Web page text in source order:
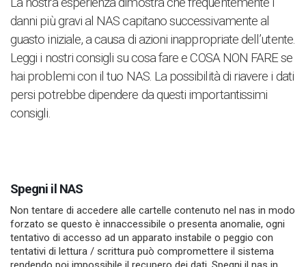
danni più gravi al NAS capitano successivamente al
guasto iniziale, a causa di azioni inappropriate dell’utente.
Leggi i nostri consigli su cosa fare e COSA NON FARE se
hai problemi con il tuo NAS. La possibilità di riavere i dati
persi potrebbe dipendere da questi importantissimi
consigli.
Spegni il NAS
Non tentare di accedere alle cartelle contenuto nel nas in modo
forzato se questo è innaccessibile o presenta anomalie, ogni
tentativo di accesso ad un apparato instabile o peggio con
tentativi di lettura / scrittura può compromettere il sistema